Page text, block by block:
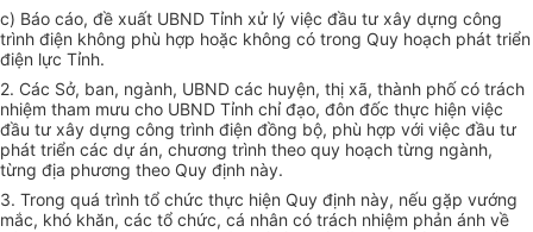
c) Báo cáo, đề xuất UBND Tỉnh xử lý việc đầu tư xây dựng công
trình điện không phù hợp hoặc không có trong Quy hoạch phát triển
điện lực Tỉnh.
2. Các Sở, ban, ngành, UBND các huyện, thị xã, thành phố có trách
nhiệm tham mưu cho UBND Tỉnh chỉ đạo, đôn đốc thực hiện việc
đầu tư xây dựng công trình điện đồng bộ, phù hợp với việc đầu tư
phát triển các dự án, chương trình theo quy hoạch từng ngành,
từng địa phương theo Quy định này.
3. Trong quá trình tổ chức thực hiện Quy định này, nếu gặp vướng
mắc, khó khăn, các tổ chức, cá nhân có trách nhiệm phản ánh về